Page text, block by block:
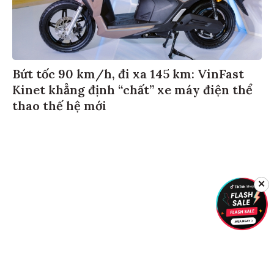
Bứt tốc 90 km/h, đi xa 145 km: VinFast
Kinet khẳng định “chất” xe máy điện thể
thao thế hệ mới
✕